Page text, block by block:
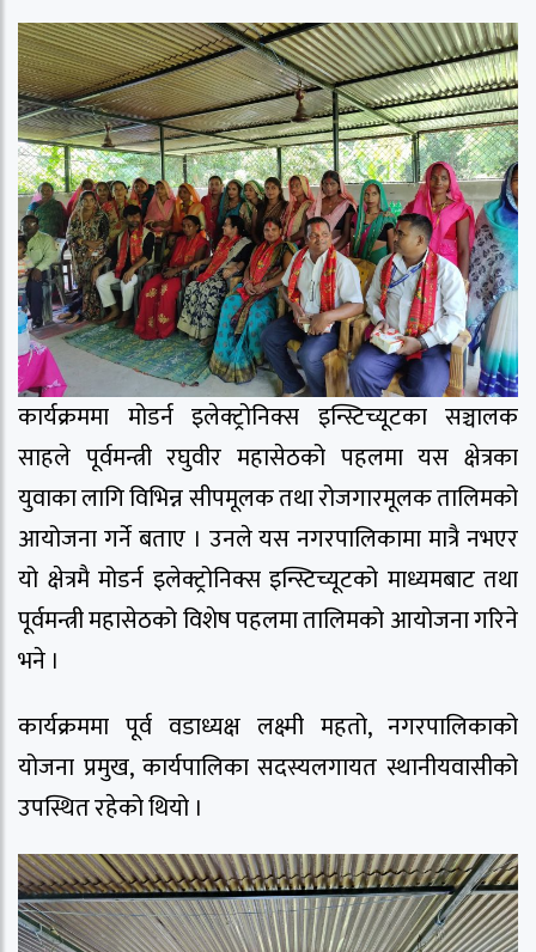
कार्यक्रममा मोडर्न इलेक्ट्रोनिक्स इन्स्टिच्यूटका सञ्चालक
साहले पूर्वमन्त्री रघुवीर महासेठको पहलमा यस क्षेत्रका
युवाका लागि विभिन्न सीपमूलक तथा रोजगारमूलक तालिमको
आयोजना गर्ने बताए । उनले यस नगरपालिकामा मात्रै नभएर
यो क्षेत्रमै मोडर्न इलेक्ट्रोनिक्स इन्स्टिच्यूटको माध्यमबाट तथा
पूर्वमन्त्री महासेठको विशेष पहलमा तालिमको आयोजना गरिने
भने ।
कार्यक्रममा पूर्व वडाध्यक्ष लक्ष्मी महतो, नगरपालिकाको
योजना प्रमुख, कार्यपालिका सदस्यलगायत स्थानीयवासीको
उपस्थित रहेको थियो ।